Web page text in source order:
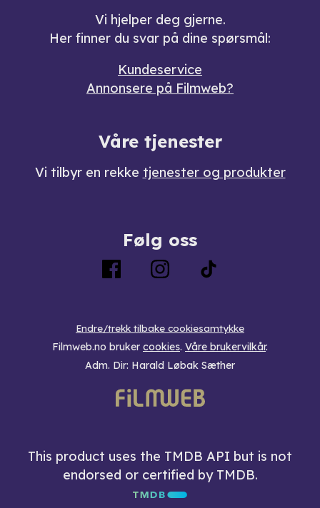
Vi hjelper deg gjerne.
Her finner du svar på dine spørsmål:
Kundeservice
Annonsere på Filmweb?
Våre tjenester
Vi tilbyr en rekke tjenester og produkter
Følg oss
Endre/trekk tilbake cookiesamtykke
Filmweb.no bruker cookies. Våre brukervilkår.
Adm. Dir: Harald Løbak Sæther
This product uses the TMDB API but is not
endorsed or certified by TMDB.